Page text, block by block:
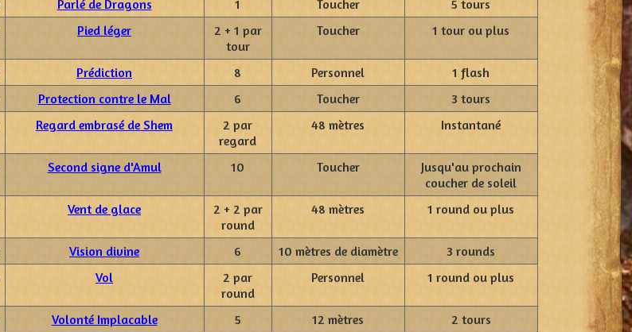
Parlé de Dragons 1 Toucher
5 tours
Pied léger
2 + 1 par
tour
Toucher 1 tour ou plus
Prédiction 8 Personnel
1 flash
Protection contre le Mal 6 Toucher
3 tours
Regard embrasé de Shem
2 par
regard
48 mètres Instantané
Second signe d'Amul 10 Toucher
Jusqu'au prochain
coucher de soleil
Vent de glace
2 + 2 par
round
48 mètres 1 round ou plus
Vision divine 6 10 mètres de diamètre
3 rounds
Vol
2 par
round
Personnel 1 round ou plus
Volonté Implacable 5 12 mètres
2 tours